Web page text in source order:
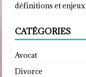
définitions et enjeux
CATÉGORIES
Avocat
Divorce